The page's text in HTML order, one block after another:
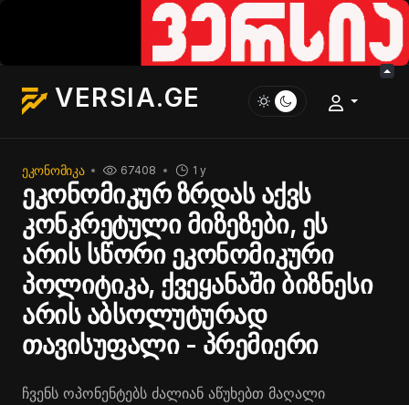
VERSIA.GE
ᲔᲙᲝᲜᲝᲛᲘᲙᲐ 1 y
67408
ეკონომიკურ ზრდას აქვს
კონკრეტული მიზეზები, ეს
არის სწორი ეკონომიკური
პოლიტიკა, ქვეყანაში ბიზნესი
არის აბსოლუტურად
თავისუფალი - პრემიერი
ჩვენს ოპონენტებს ძალიან აწუხებთ მაღალი